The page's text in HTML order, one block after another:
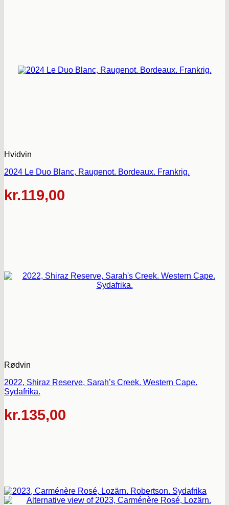
Hvidvin
2024 Le Duo Blanc, Raugenot. Bordeaux. Frankrig.
kr.119,00
Rødvin
2022, Shiraz Reserve, Sarah’s Creek. Western Cape.
Sydafrika.
kr.135,00